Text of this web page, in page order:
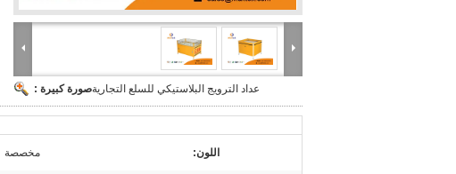
صورة كبيرة :عداد الترويج البلاستيكي للسلع التجارية
اللون: مخصصة